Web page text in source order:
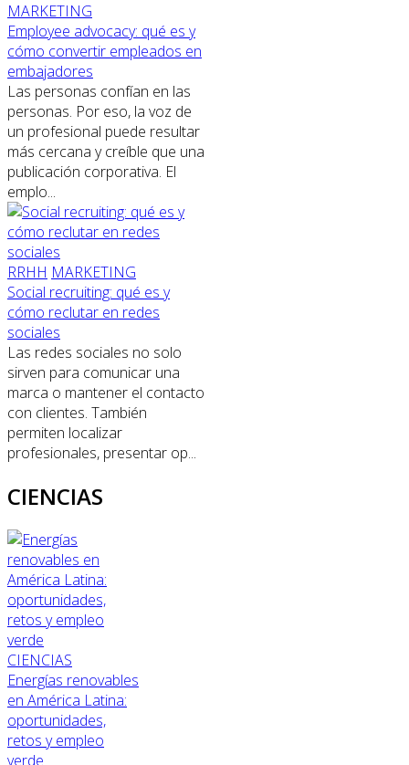
MARKETING
Employee advocacy: qué es y
cómo convertir empleados en
embajadores
Las personas confían en las
personas. Por eso, la voz de
un profesional puede resultar
más cercana y creíble que una
publicación corporativa. El
emplo...
RRHH MARKETING
Social recruiting: qué es y
cómo reclutar en redes
sociales
Las redes sociales no solo
sirven para comunicar una
marca o mantener el contacto
con clientes. También
permiten localizar
profesionales, presentar op...
CIENCIAS
CIENCIAS
Energías renovables
en América Latina:
oportunidades,
retos y empleo
verde